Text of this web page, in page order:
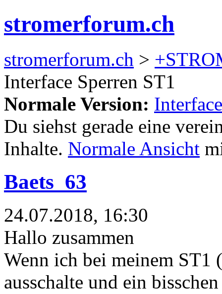
stromerforum.ch
stromerforum.ch >
Interface Sperren ST1
Normale Version:
Du siehst gerade eine
Inhalte. Normale Ansicht
Baets_63
24.07.2018, 16:30
Hallo zusammen
Wenn ich bei meinem ST1
ausschalte und ein